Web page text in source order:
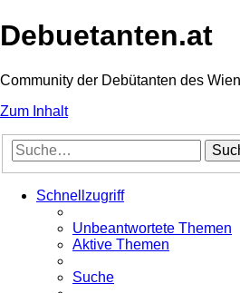
Debuetanten.at
Community der Debütanten des
Zum Inhalt
Schnellzugriff
Unbeantwortete Themen
Aktive Themen
Suche